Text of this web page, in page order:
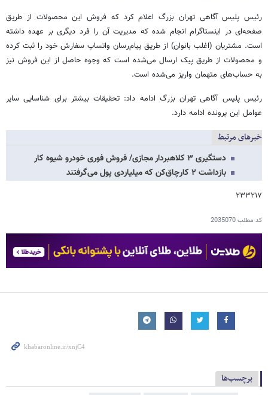
رئیس پلیس آگاهی تهران بزرگ اعلام کرد که فروش این محصولات از طریق
صفحه‌ای در اینستاگرام انجام شده که مدیریت آن را فرد دیگری بر عهده داشته
است. مشتریان (اغلب بانوان) از طریق پیام‌رسان واتساپ سفارش خود را ثبت کرده
و محصولات از طریق پیک ارسال می‌شده است که وجوه حاصل از این فروش نیز
به حساب‌های متهمان واریز می‌شده است.
رئیس پلیس آگاهی تهران بزرگ ادامه داد: تحقیقات بیشتر برای شناسایی سایر
عوامل این پرونده ادامه دارد.
خبرهای مرتبط
دستگیری ۳ کلاهبردار مجازی/ فروش فوری خودرو شیوه کار
بازداشت ۲ کارچاق‌کن که میلیاردی پول می‌گرفتند
۲۳۳۲۱۷
کد مطلب2035070
برچسب‌ها